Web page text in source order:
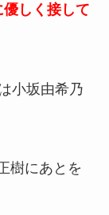
しく接して
小坂由希乃
樹にあとを